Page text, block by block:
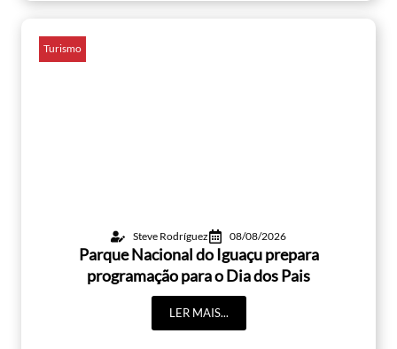
Turismo
Steve Rodríguez 08/08/2026
Parque Nacional do Iguaçu prepara
programação para o Dia dos Pais
LER MAIS...